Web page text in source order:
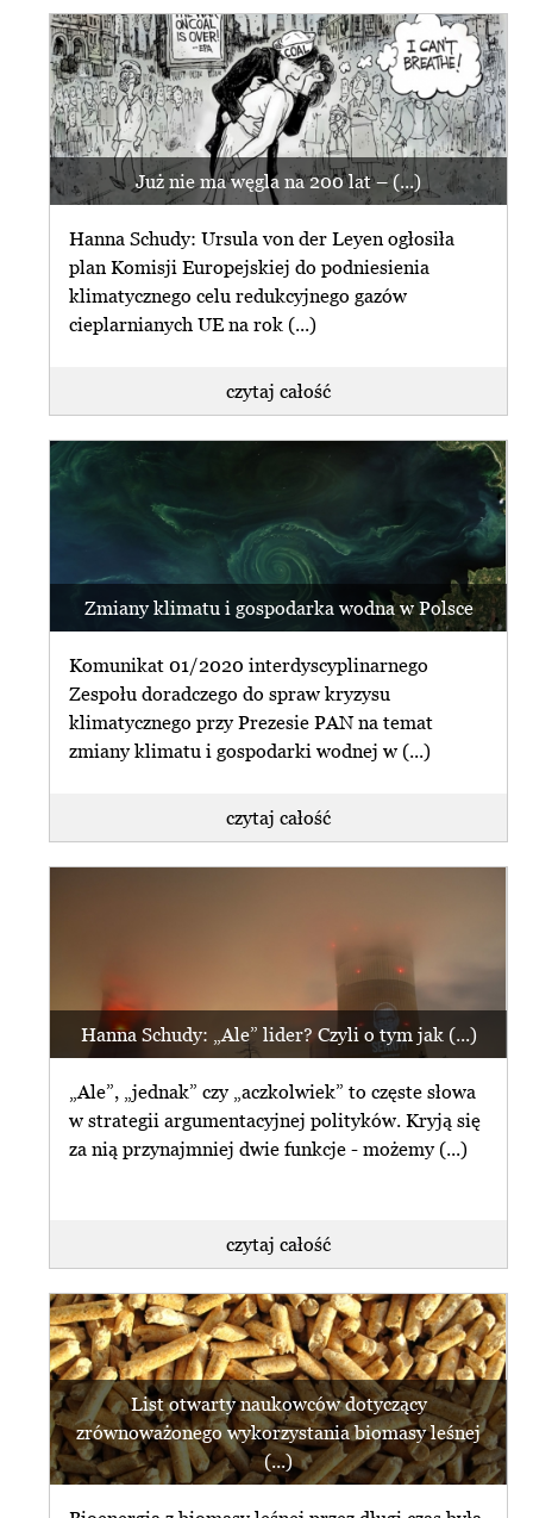
Już nie ma węgla na 200 lat – (...)
Hanna Schudy: Ursula von der Leyen ogłosiła
plan Komisji Europejskiej do podniesienia
klimatycznego celu redukcyjnego gazów
cieplarnianych UE na rok (...)
czytaj całość
Zmiany klimatu i gospodarka wodna w Polsce
Komunikat 01/2020 interdyscyplinarnego
Zespołu doradczego do spraw kryzysu
klimatycznego przy Prezesie PAN na temat
zmiany klimatu i gospodarki wodnej w (...)
czytaj całość
Hanna Schudy: „Ale” lider? Czyli o tym jak (...)
„Ale”, „jednak” czy „aczkolwiek” to częste słowa
w strategii argumentacyjnej polityków. Kryją się
za nią przynajmniej dwie funkcje - możemy (...)
czytaj całość
List otwarty naukowców dotyczący
zrównoważonego wykorzystania biomasy leśnej
(...)